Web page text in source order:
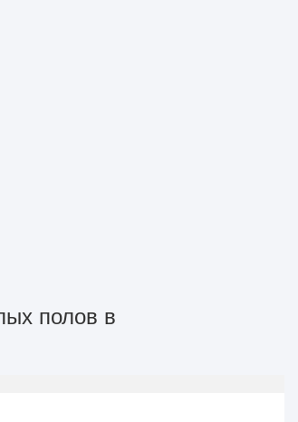
полов в